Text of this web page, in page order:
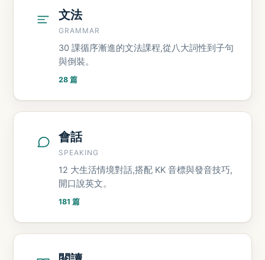
文法
GRAMMAR
30 課循序漸進的文法課程,從八大詞性到子句
與倒裝。
28 篇
會話
SPEAKING
12 大生活情境對話,搭配 KK 音標與發音技巧,
開口說英文。
181 篇